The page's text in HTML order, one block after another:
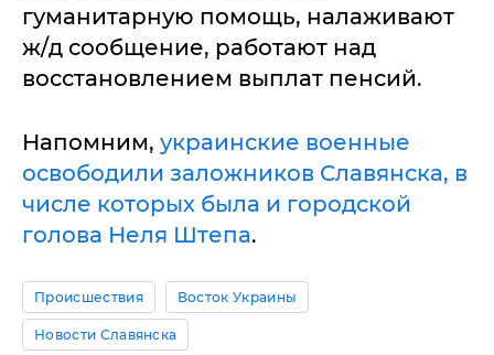
гуманитарную помощь, налаживают
ж/д сообщение, работают над
восстановлением выплат пенсий.
Напомним, украинские военные
освободили заложников Славянска, в
числе которых была и городской
голова Неля Штепа.
Происшествия Восток Украины
Новости Славянска